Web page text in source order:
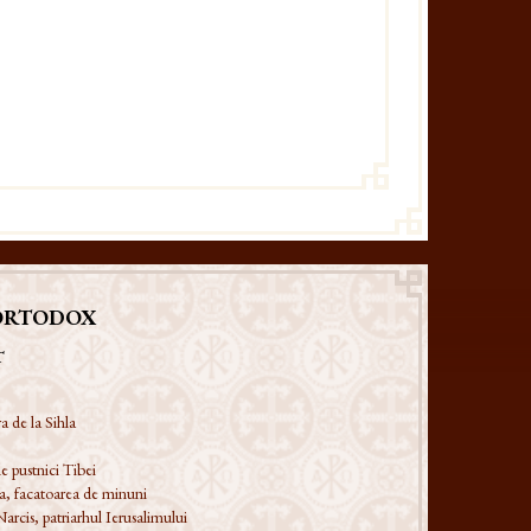
de la Sihla
pustnici Tibei
facatoarea de minuni
patriarhul Ierusalimului